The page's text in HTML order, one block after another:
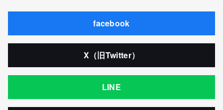
facebook
X（旧Twitter）
LINE